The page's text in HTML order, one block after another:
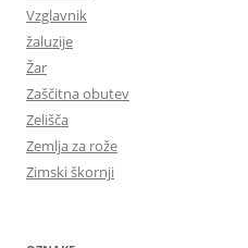
Vzglavnik
žaluzije
Žar
Zaščitna obutev
Zelišča
Zemlja za rože
Zimski škornji